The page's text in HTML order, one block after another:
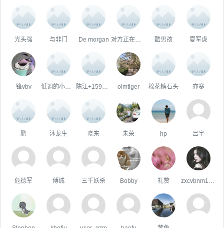
光头强 与非门 De morgan 酷男孩 夏军虎
锋vbv olmtiger 棉花糖石头 亦寒
鹏 沐龙生 晓东 朱荣 hp 吕宇
危德军 傅诚 三千妖杀 Bobby 礼赞